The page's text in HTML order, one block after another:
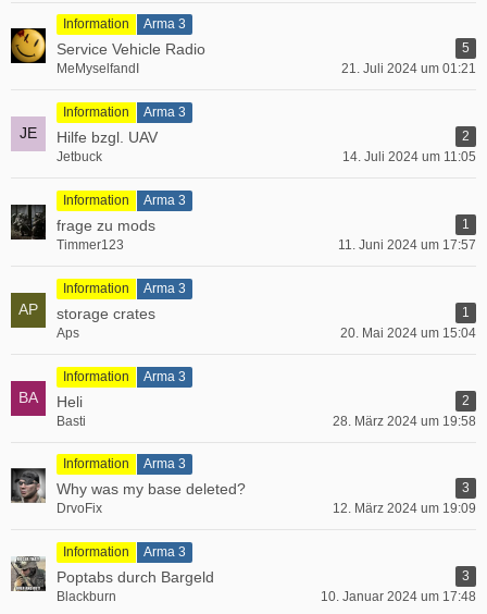
Information Arma 3
Service Vehicle Radio
5
MeMyselfandI
21. Juli 2024 um 01:21
Information Arma 3
Hilfe bzgl. UAV
2
Jetbuck
14. Juli 2024 um 11:05
Information Arma 3
frage zu mods
1
Timmer123
11. Juni 2024 um 17:57
Information Arma 3
storage crates
1
Aps
20. Mai 2024 um 15:04
Information Arma 3
Heli
2
Basti
28. März 2024 um 19:58
Information Arma 3
Why was my base deleted?
3
DrvoFix
12. März 2024 um 19:09
Information Arma 3
Poptabs durch Bargeld
3
Blackburn
10. Januar 2024 um 17:48